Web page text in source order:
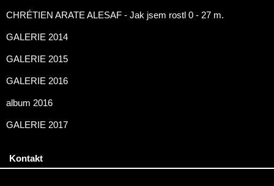
CHRÉTIEN ARATE ALESAF - Jak jsem rostl 0 - 27 m.
GALERIE 2014
GALERIE 2015
GALERIE 2016
album 2016
GALERIE 2017
Kontakt